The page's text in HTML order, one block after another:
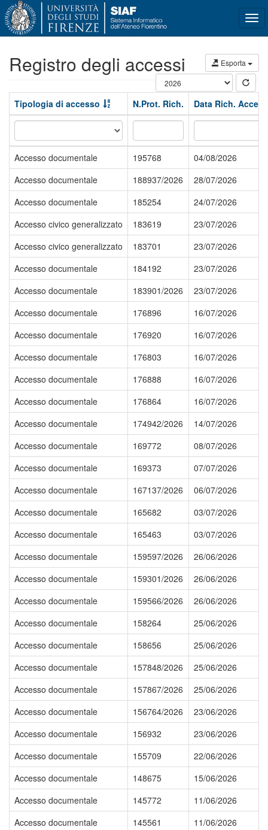
Esporta
Registro degli accessi
Tipologia di accesso N.Prot. Rich. Data Rich.
Accesso documentale 195768
04/08/2026
Accesso documentale
188937/2026
28/07/2026
Accesso documentale
185254
24/07/2026
Accesso civico generalizzato
183619
23/07/2026
Accesso civico generalizzato
183701
23/07/2026
Accesso documentale
184192
23/07/2026
Accesso documentale
183901/2026
23/07/2026
Accesso documentale
176896
16/07/2026
Accesso documentale
176920
16/07/2026
Accesso documentale
176803
16/07/2026
Accesso documentale
176888
16/07/2026
Accesso documentale
176864
16/07/2026
Accesso documentale
174942/2026
14/07/2026
Accesso documentale
169772
08/07/2026
Accesso documentale
169373
07/07/2026
Accesso documentale
167137/2026
06/07/2026
Accesso documentale
165682
03/07/2026
Accesso documentale
165463
03/07/2026
Accesso documentale
159597/2026
26/06/2026
Accesso documentale
159301/2026
26/06/2026
Accesso documentale
159566/2026
26/06/2026
Accesso documentale
158264
25/06/2026
Accesso documentale
158656
25/06/2026
Accesso documentale
157848/2026
25/06/2026
Accesso documentale
157867/2026
25/06/2026
Accesso documentale
156764/2026
23/06/2026
Accesso documentale
156932
23/06/2026
Accesso documentale
155709
22/06/2026
Accesso documentale
148675
15/06/2026
Accesso documentale
145772
11/06/2026
Accesso documentale
145561
11/06/2026